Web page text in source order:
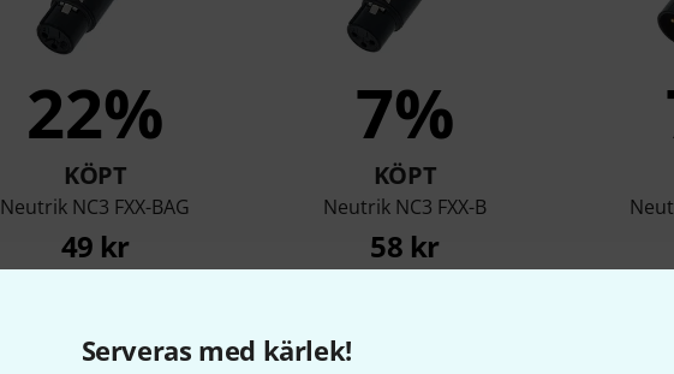
Serveras med kärlek!
22%
KÖPT
Neutrik NC3 FXX-BAG
49 kr
7%
KÖPT
Neutrik NC3 FXX-B
58 kr